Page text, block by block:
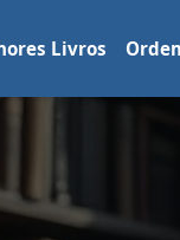
Livros